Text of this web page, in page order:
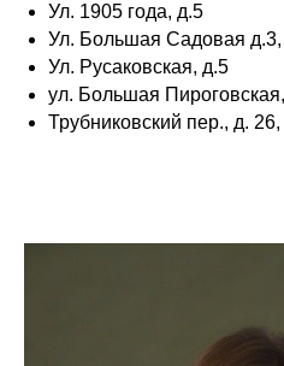
Ул. 1905 года, д.5
Ул. Большая Садовая д.3,
Ул. Русаковская, д.5
ул. Большая
Трубниковский пер., д. 26,